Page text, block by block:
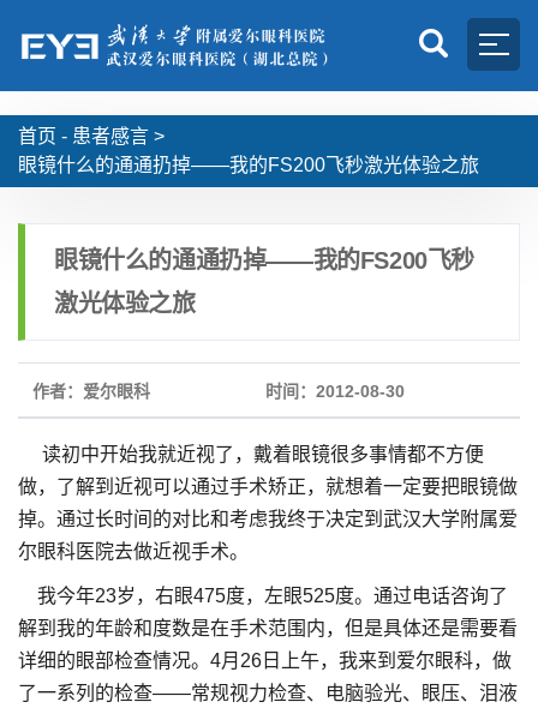
首页 - 患者感言 >
眼镜什么的通通扔掉——我的FS200飞秒激光体验之旅
眼镜什么的通通扔掉——我的FS200飞秒
激光体验之旅
作者：爱尔眼科 时间：2012-08-30
读初中开始我就近视了，戴着眼镜很多事情都不方便
做，了解到近视可以通过手术矫正，就想着一定要把眼镜做
掉。通过长时间的对比和考虑我终于决定到武汉大学附属爱
尔眼科医院去做近视手术。
我今年23岁，右眼475度，左眼525度。通过电话咨询了
解到我的年龄和度数是在手术范围内，但是具体还是需要看
详细的眼部检查情况。4月26日上午，我来到爱尔眼科，做
了一系列的检查——常规视力检查、电脑验光、眼压、泪液